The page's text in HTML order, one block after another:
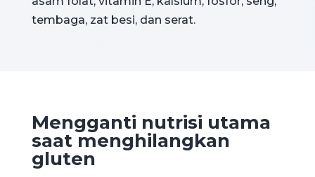
tembaga, zat besi, dan serat.
Mengganti nutrisi utama
saat menghilangkan
gluten